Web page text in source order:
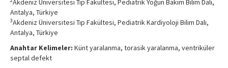
Akdeniz Üniversitesi Tıp Fakültesi, Pediatrik Yoğun Bakım Bilim Dalı,
Antalya, Türkiye
3Akdeniz Üniversitesi Tıp Fakültesi, Pediatrik Kardiyoloji Bilim Dalı,
Antalya, Türkiye
Anahtar Kelimeler: Künt yaralanma, torasik yaralanma, ventriküler
septal defekt